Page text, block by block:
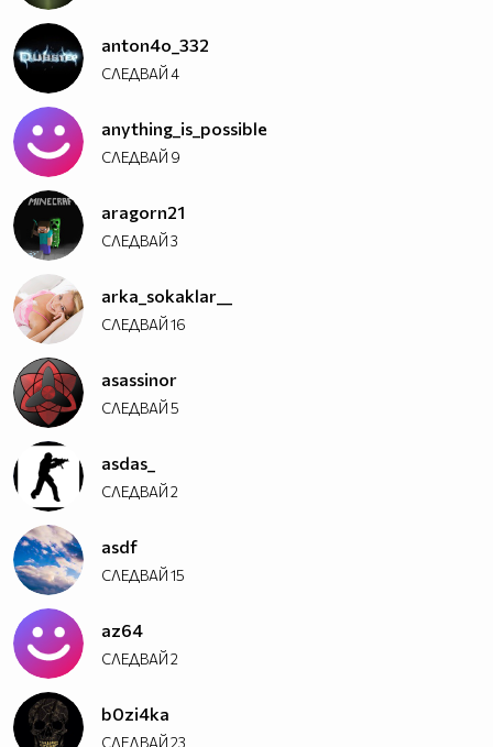
anton4o_332
СЛЕДВАЙ4
anything_is_possible
СЛЕДВАЙ 9
aragorn21
СЛЕДВАЙ3
arka_sokaklar__
СЛЕДВАЙ16
asassinor
СЛЕДВАЙ5
asdas_
СЛЕДВАЙ2
asdf
СЛЕДВАЙ15
az64
СЛЕДВАЙ2
b0zi4ka
СЛЕДВАЙ23